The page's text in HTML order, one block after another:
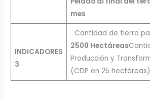
mes
INDICADORES
3
Cantidad de tierra
2500 Hectáreas
Producción y
(CDP en 25